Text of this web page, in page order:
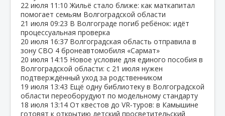
22 июля 11:10 Жильё стало ближе: как маткапитал
помогает семьям Волгоградской области
21 июля 09:23 В Волгограде погиб ребёнок: идёт
процессуальная проверка
20 июля 16:37 Волгоградская область отправила в
зону СВО 4 бронеавтомобиля «Сармат»
20 июля 14:15 Новое условие для единого пособия в
Волгоградской области: с 21 июля нужен
подтверждённый уход за родственником
19 июля 13:43 Ещё одну библиотеку в Волгоградской
области переоборудуют по модельному стандарту
18 июля 13:14 От квестов до VR‑туров: в Камышине
готовят к открытию детский просветительский